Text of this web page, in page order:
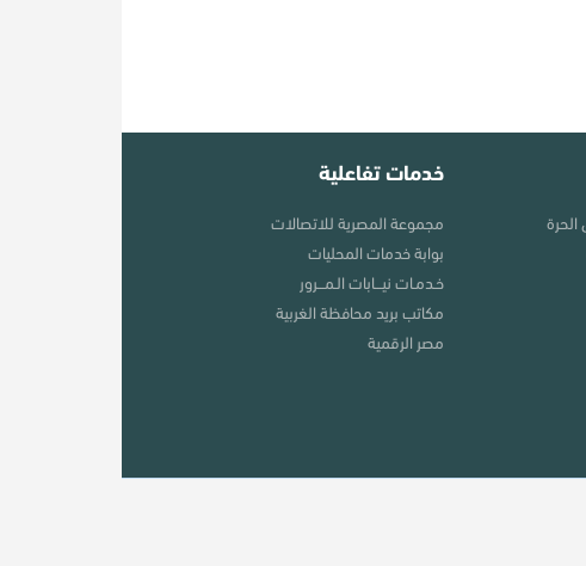
الحرة
خدمات تفاعلية
مجموعة المصرية للاتصالات
بوابة خدمات المحليات
خـدمـات نيـــابات الـمـــرور
مكاتب بريد محافظة الغربية
مصر الرقمية